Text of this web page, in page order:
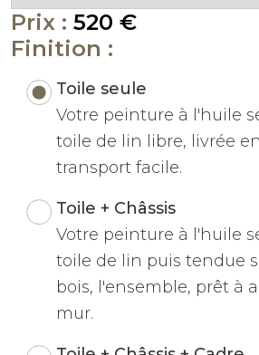
Prix : 520 €
Finition :
Toile seule
Votre peinture à l'huile
toile de lin libre, livrée
transport facile.
Toile + Châssis
Votre peinture à l'huile
toile de lin puis tendue
bois, l'ensemble, prêt à
mur.